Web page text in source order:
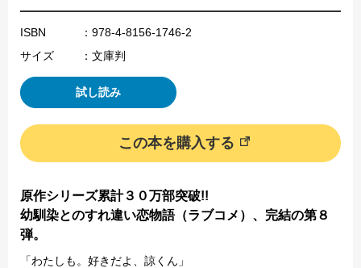
ISBN
：978-4-8156-1746-2
サイズ
：文庫判
試し読み
この本を購入する
原作シリーズ累計３０万部突破!!
幼馴染とのすれ違い恋物語（ラブコメ）、完結の第８
弾。
「わたしも。好きだよ、諒くん」